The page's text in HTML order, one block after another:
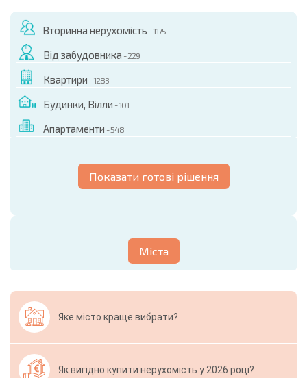
Вторинна нерухомість - 1175
Від забудовника - 229
Квартири - 1283
Будинки, Вілли - 101
Апартаменти - 548
Показати готові рішення
Міста
Яке місто краще вибрати?
Як вигідно купити нерухомість у 2026 році?